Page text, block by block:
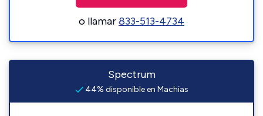
o llamar833-513-4734
Spectrum
44% disponible en Machias